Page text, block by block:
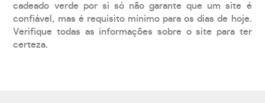
cadeado verde por si só não garante que um site é
confiável, mas é requisito mínimo para os dias de hoje.
Verifique todas as informações sobre o site para ter
certeza.